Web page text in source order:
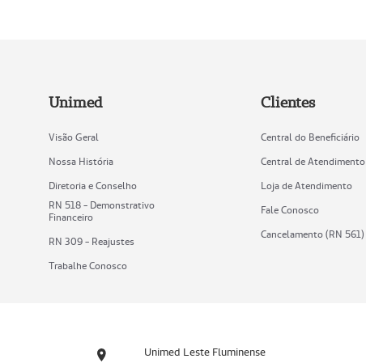
Unimed
Visão Geral
Nossa História
Diretoria e Conselho
RN 518 - Demonstrativo
Financeiro
RN 309 - Reajustes
Trabalhe Conosco
Clientes
Central do Beneficiário
Central de Atendimento
Loja de Atendimento
Fale Conosco
Cancelamento (RN 561)
Unimed Leste Fluminense